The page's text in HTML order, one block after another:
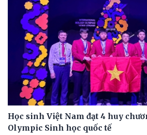
Học sinh Việt Nam đạt 4 huy
Olympic Sinh học quốc tế